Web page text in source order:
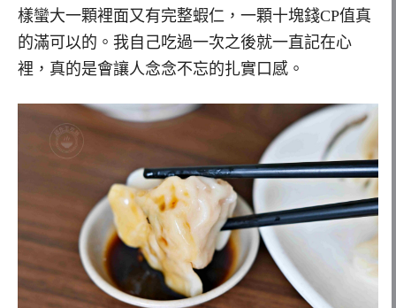
樣蠻大一顆裡面又有完整蝦仁，一顆十塊錢CP值真
的滿可以的。我自己吃過一次之後就一直記在心
裡，真的是會讓人念念不忘的扎實口感。